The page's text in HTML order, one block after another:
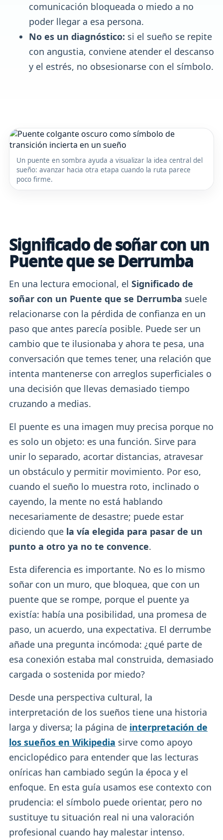
comunicación bloqueada o miedo a no
poder llegar a esa persona.
No es un diagnóstico: si el sueño se repite
con angustia, conviene atender el descanso
y el estrés, no obsesionarse con el símbolo.
Un puente en sombra ayuda a visualizar la idea central del
sueño: avanzar hacia otra etapa cuando la ruta parece
poco firme.
Significado de soñar con un
Puente que se Derrumba
En una lectura emocional, el Significado de
soñar con un Puente que se Derrumba suele
relacionarse con la pérdida de confianza en un
paso que antes parecía posible. Puede ser un
cambio que te ilusionaba y ahora te pesa, una
conversación que temes tener, una relación que
intenta mantenerse con arreglos superficiales o
una decisión que llevas demasiado tiempo
cruzando a medias.
El puente es una imagen muy precisa porque no
es solo un objeto: es una función. Sirve para
unir lo separado, acortar distancias, atravesar
un obstáculo y permitir movimiento. Por eso,
cuando el sueño lo muestra roto, inclinado o
cayendo, la mente no está hablando
necesariamente de desastre; puede estar
diciendo que la vía elegida para pasar de un
punto a otro ya no te convence.
Esta diferencia es importante. No es lo mismo
soñar con un muro, que bloquea, que con un
puente que se rompe, porque el puente ya
existía: había una posibilidad, una promesa de
paso, un acuerdo, una expectativa. El derrumbe
añade una pregunta incómoda: ¿qué parte de
esa conexión estaba mal construida, demasiado
cargada o sostenida por miedo?
Desde una perspectiva cultural, la
interpretación de los sueños tiene una historia
larga y diversa; la página de interpretación de
los sueños en Wikipedia sirve como apoyo
enciclopédico para entender que las lecturas
oníricas han cambiado según la época y el
enfoque. En esta guía usamos ese contexto con
prudencia: el símbolo puede orientar, pero no
sustituye tu situación real ni una valoración
profesional cuando hay malestar intenso.